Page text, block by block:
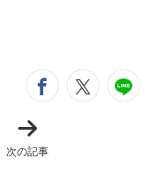
entry472シ
次の記事